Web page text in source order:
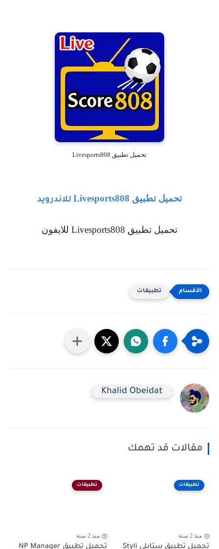
تحميل تطبيق Livesports808
تحميل تطبيق Livesports808 للاندرويد
تحميل تطبيق Livesports808 للايفون
تطبيقات
Khalid Obeidat
مقالات قد تهمك
تطبيقات
منذ 2 سنة
تحميل تطبيق ستايلي Styli
تطبيقات
منذ 2 سنة
تحميل تطبيق NP Manager